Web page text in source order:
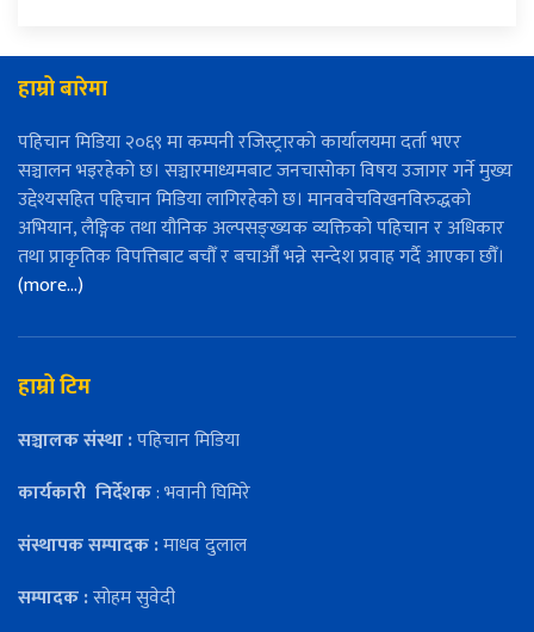
हाम्रो बारेमा
पहिचान मिडिया २०६९ मा कम्पनी रजिस्ट्रारको कार्यालयमा दर्ता भएर
सञ्चालन भइरहेको छ। सञ्चारमाध्यमबाट जनचासोका विषय उजागर गर्ने मुख्य
उद्देश्यसहित पहिचान मिडिया लागिरहेको छ। मानववेचविखनविरुद्धको
अभियान, लैङ्गिक तथा यौनिक अल्पसङ्ख्यक व्यक्तिको पहिचान र अधिकार
तथा प्राकृतिक विपत्तिबाट बचौँ र बचाऔँ भन्ने सन्देश प्रवाह गर्दै आएका छौँ।
(more…)
हाम्रो टिम
सञ्चालक संस्था :पहिचान मिडिया
कार्यकारी निर्देशक: भवानी घिमिरे
संस्थापक सम्पादक :माधव दुलाल
सम्पादक :सोहम सुवेदी